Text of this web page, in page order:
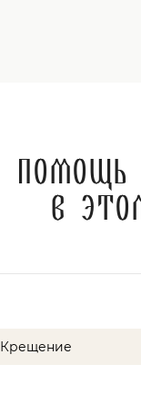
в
Крещение